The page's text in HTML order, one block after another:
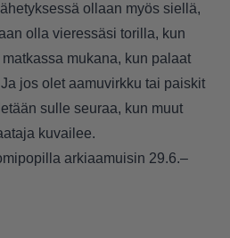
ollaan myös siellä,
olla vieressäsi torilla, kun
mukana, kun palaat
jos olet aamuvirkku tai paiskit
sulle seuraa, kun muut
kuvailee.
arkiaamuisin 29.6.–